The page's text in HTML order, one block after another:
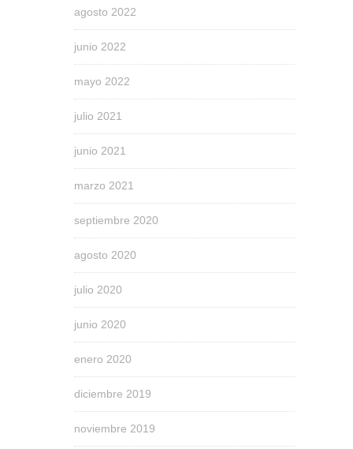
agosto 2022
junio 2022
mayo 2022
julio 2021
junio 2021
marzo 2021
septiembre 2020
agosto 2020
julio 2020
junio 2020
enero 2020
diciembre 2019
noviembre 2019